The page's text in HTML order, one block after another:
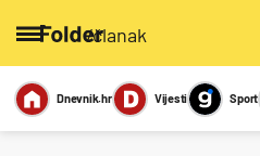
/članak
Miks
Dnevnik.hr Vijesti Sport